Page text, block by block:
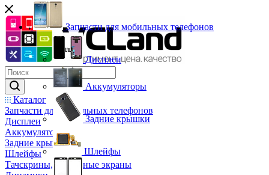
Каталог
Запчасти для мобильных телефонов
Дисплеи
Аккумуляторы
Задние крышки
Шлейфы
Тачскрины, сенсорные экраны
Запчасти для мобильных телефонов
Дисплеи
Аккумуляторы
Задние крышки
Шлейфы